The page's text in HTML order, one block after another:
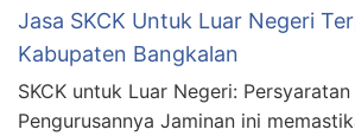
Jasa SKCK Untuk Luar Negeri
Kabupaten Bangkalan
SKCK untuk Luar Negeri:
Pengurusannya Jaminan ini